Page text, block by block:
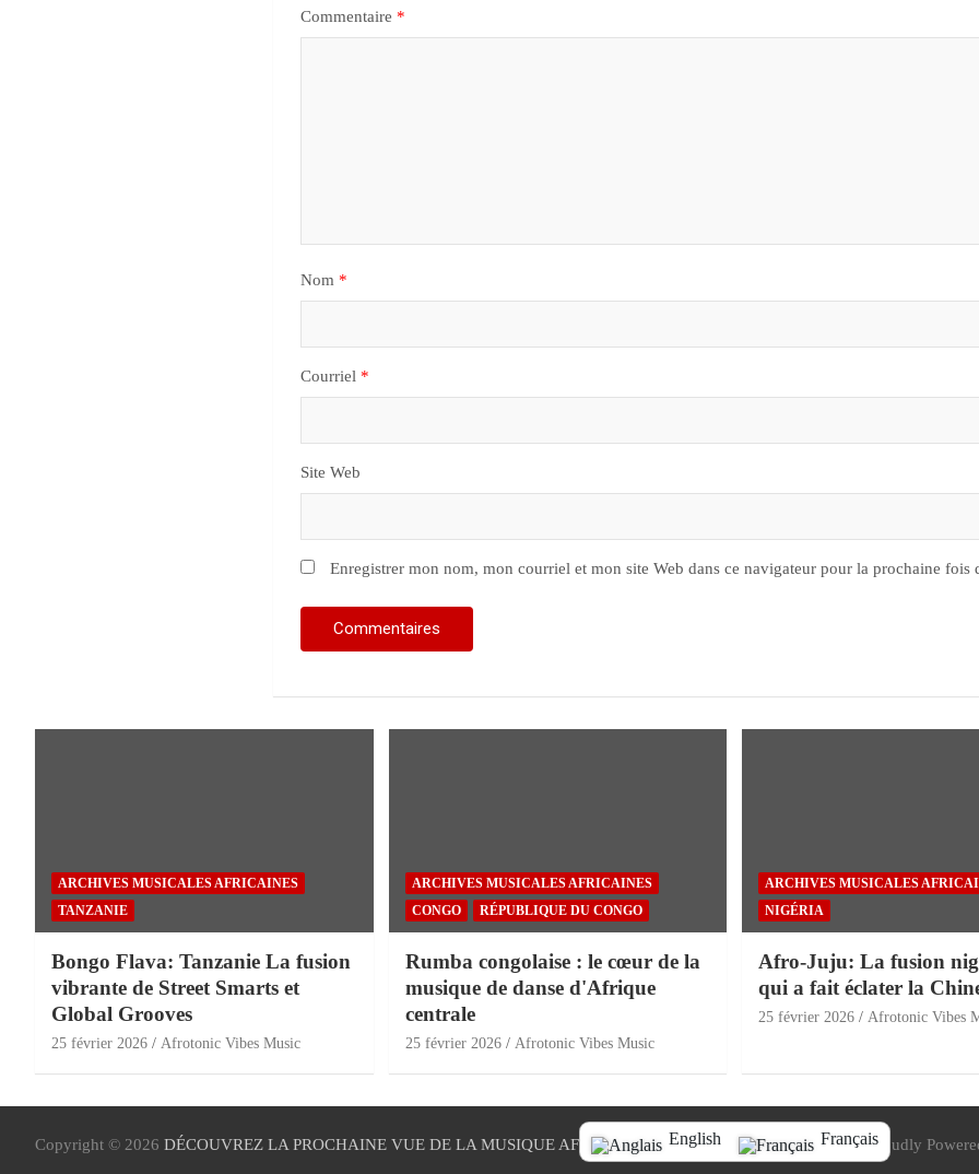
Commentaire *
Nom *
Courriel *
Site Web
Enregistrer mon nom, mon courriel et mon site Web dans ce navigateur pour la prochaine fois
ARCHIVES MUSICALES AFRICAINES
TANZANIE
Bongo Flava: Tanzanie La fusion
vibrante de Street Smarts et
Global Grooves
25 février 2026 Afrotonic Vibes Music
ARCHIVES MUSICALES AFRICAINES
CONGO
RÉPUBLIQUE DU CONGO
Rumba congolaise : le cœur de la
musique de danse d'Afrique
centrale
25 février 2026 Afrotonic Vibes Music
ARCHIVES MUSICALES
NIGÉRIA
Afro-Juju: La fusion
qui a fait éclater la
25 février 2026 Afrotonic Vibes
Copyright © 2026 DÉCOUVREZ LA PROCHAINE VUE DE LA MUSIQUE AFRICAINE Thème par:Thème Cheval Proudly
English Français